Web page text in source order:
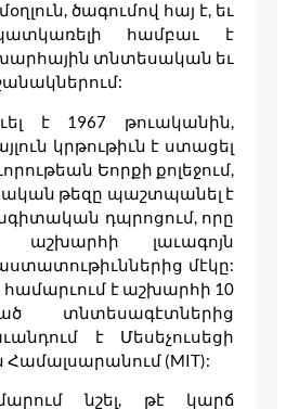
ծագումով հայ է, եւ
համբաւ է
տնտեսական եւ
է 1967 թուականին,
կրթութիւն է ստացել
Եորքի քոլեջում,
թեզը պաշտպանել է
դպրոցում, որը
աշխարհի լաւագոյն
մէկը:
համարւում է աշխարհի 10
տնտեսագէտներից
է Մեսեչուսեցի
(MIT):
նշել, թէ կարճ